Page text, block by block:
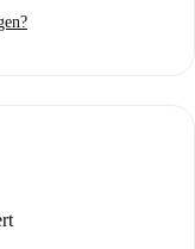
WLAN sowie die
wichtige
Eiffel und das Harabs